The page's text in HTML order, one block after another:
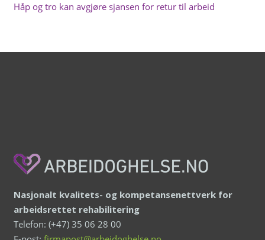
Håp og tro kan avgjøre sjansen for retur til arbeid
Nasjonalt kvalitets- og kompetansenettverk for
arbeidsrettet rehabilitering
Telefon: (+47) 35 06 28 00